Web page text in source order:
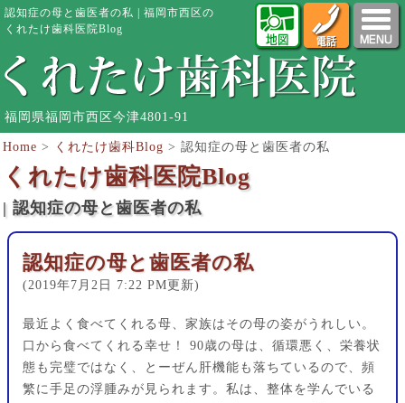
認知症の母と歯医者の私 | 福岡市西区の
くれたけ歯科医院Blog
福岡県福岡市西区今津4801-91
Home > くれたけ歯科Blog > 認知症の母と歯医者の私
くれたけ歯科医院Blog
| 認知症の母と歯医者の私
認知症の母と歯医者の私
(2019年7月2日 7:22 PM更新)
最近よく食べてくれる母、家族はその母の姿がうれしい。
口から食べてくれる幸せ！ 90歳の母は、循環悪く、栄養状
態も完璧ではなく、とーぜん肝機能も落ちているので、頻
繁に手足の浮腫みが見られます。私は、整体を学んでいる